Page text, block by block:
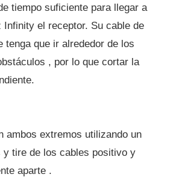
tiempo suficiente para llegar a
el receptor. Su cable de
tenga que ir alrededor de los
, por lo que cortar la
ambos extremos utilizando un
y tire de los cables positivo y
aparte .